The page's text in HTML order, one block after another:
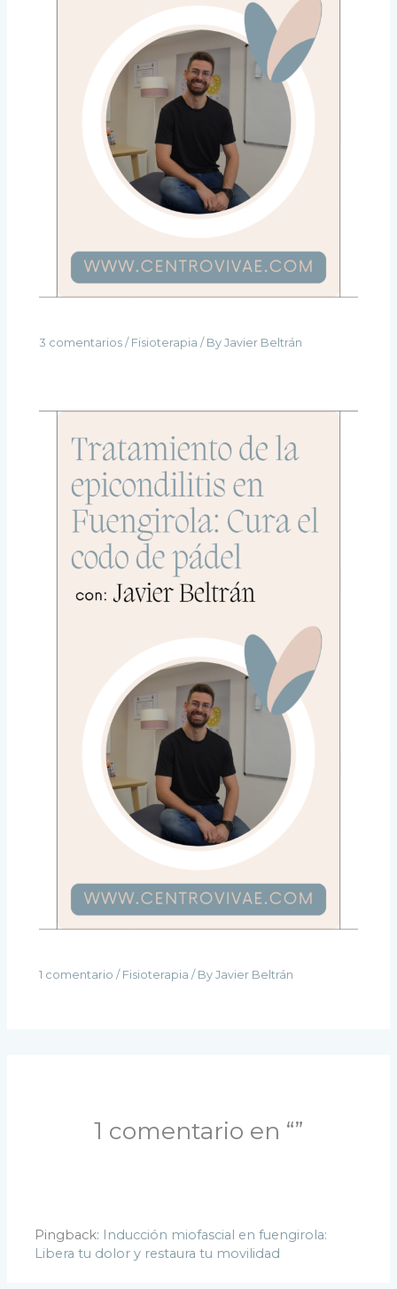
3 comentarios / Fisioterapia / ByJavier Beltrán
1 comentario / Fisioterapia / ByJavier Beltrán
1 comentario en “”
Pingback: Inducción miofascial en fuengirola:
Libera tu dolor y restaura tu movilidad